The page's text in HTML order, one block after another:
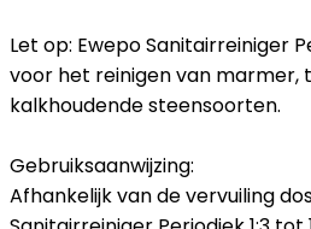
Let op: Ewepo Sanitairreiniger
voor het reinigen van marmer,
kalkhoudende steensoorten.
Gebruiksaanwijzing:
Afhankelijk van de vervuiling